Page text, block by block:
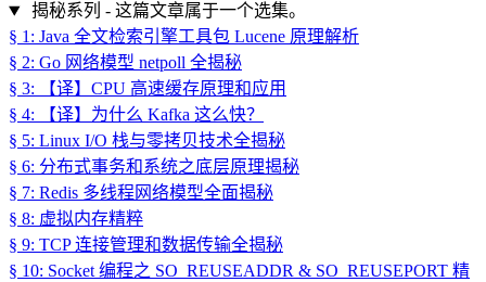
揭秘系列 - 这篇文章属于一个选集。
§ 1: Java 全文检索引擎工具包 Lucene 原理解析
§ 2: Go 网络模型 netpoll 全揭秘
§ 3: 【译】CPU 高速缓存原理和应用
§ 4: 【译】为什么 Kafka 这么快？
§ 5: Linux I/O 栈与零拷贝技术全揭秘
§ 6: 分布式事务和系统之底层原理揭秘
§ 7: Redis 多线程网络模型全面揭秘
§ 8: 虚拟内存精粹
§ 9: TCP 连接管理和数据传输全揭秘
§ 10: Socket 编程之 SO_REUSEADDR & SO_REUSEPORT 精